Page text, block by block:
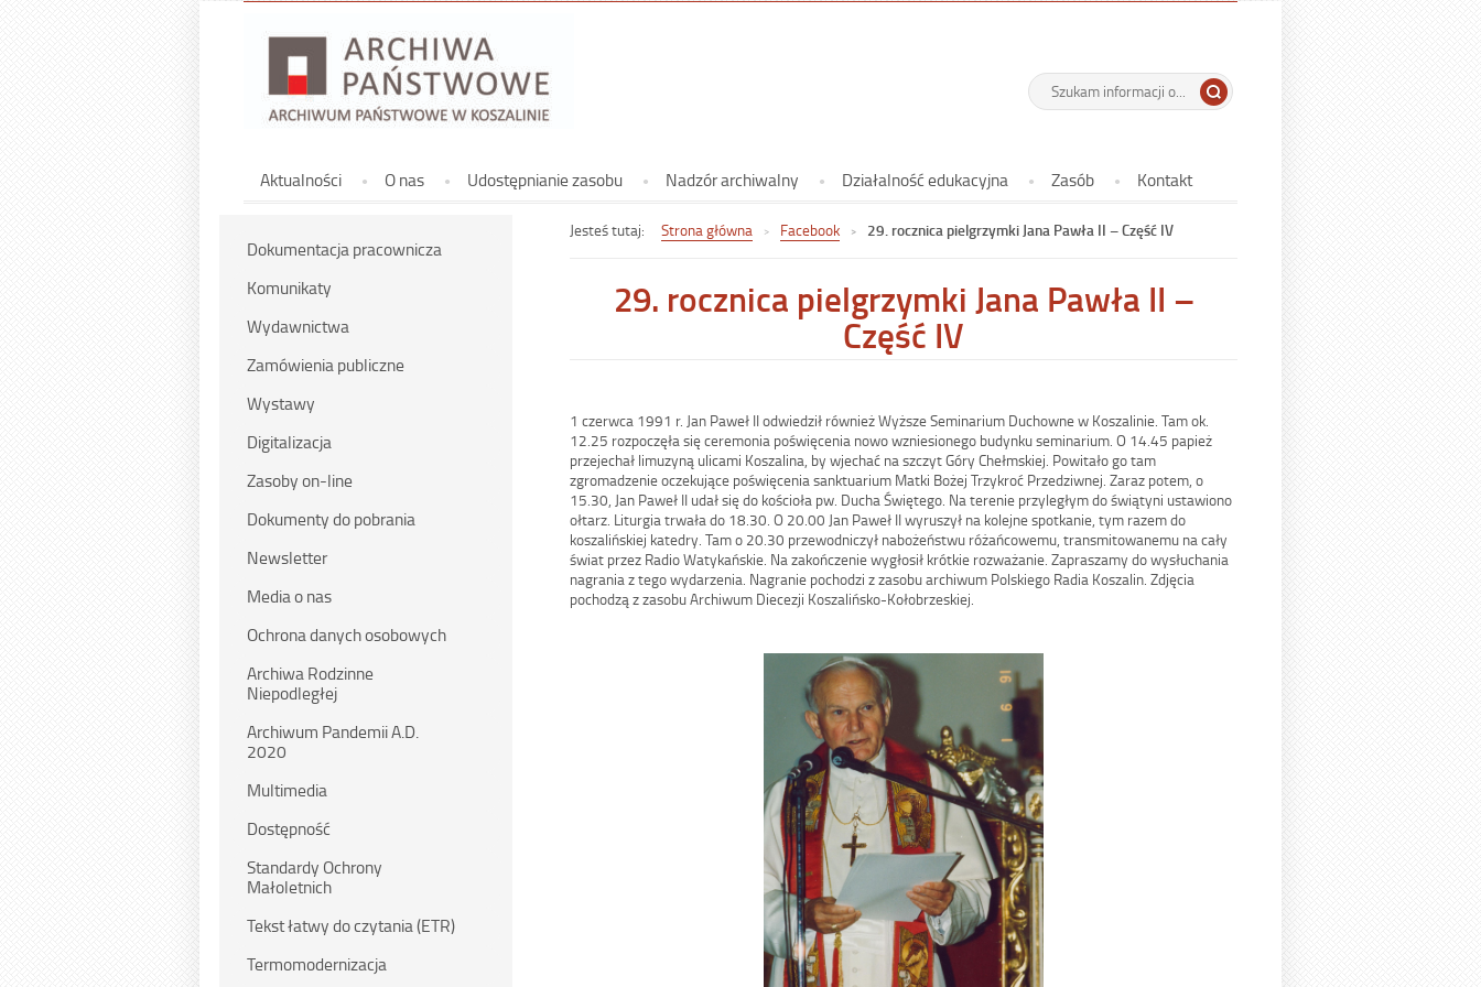
pielgrzymki
Pawła
–
Wyszukiwarka
Tutaj
wpisz
Górne
Aktualności O nas Udostępnianie zasobu Nadzór archiwalny Działalność edukacyjna Zasób Kontakt
Dokumentacja pracownicza
Komunikaty
Wydawnictwa
Zamówienia publiczne
Wystawy
Digitalizacja
Zasoby on-line
Dokumenty do pobrania
Newsletter
Media o nas
Ochrona danych osobowych
Archiwa Rodzinne
Niepodległej
Archiwum Pandemii A.D.
2020
Multimedia
Dostępność
Standardy Ochrony
Małoletnich
Tekst łatwy do czytania (ETR)
Termomodernizacja
Jesteś tutaj: Strona główna Facebook 29. rocznica pielgrzymki Jana Pawła II – Część IV
29. rocznica pielgrzymki Jana Pawła II –
Część IV
1 czerwca 1991 r. Jan Paweł II odwiedził również Wyższe Seminarium Duchowne w Koszalinie. Tam ok.
12.25 rozpoczęła się ceremonia poświęcenia nowo wzniesionego budynku seminarium. O 14.45 papież
przejechał limuzyną ulicami Koszalina, by wjechać na szczyt Góry Chełmskiej. Powitało go tam
zgromadzenie oczekujące poświęcenia sanktuarium Matki Bożej Trzykroć Przedziwnej. Zaraz potem, o
15.30, Jan Paweł II udał się do kościoła pw. Ducha Świętego. Na terenie przyległym do świątyni ustawiono
ołtarz. Liturgia trwała do 18.30. O 20.00 Jan Paweł II wyruszył na kolejne spotkanie, tym razem do
koszalińskiej katedry. Tam o 20.30 przewodniczył nabożeństwu różańcowemu, transmitowanemu na cały
świat przez Radio Watykańskie. Na zakończenie wygłosił krótkie rozważanie. Zapraszamy do wysłuchania
nagrania z tego wydarzenia. Nagranie pochodzi z zasobu archiwum Polskiego Radia Koszalin. Zdjęcia
pochodzą z zasobu Archiwum Diecezji Koszalińsko-Kołobrzeskiej.